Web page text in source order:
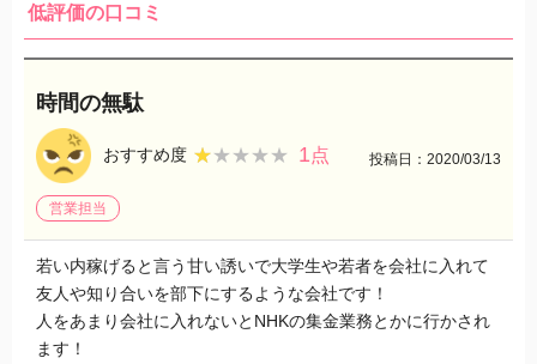
低評価の口コミ
時間の無駄
おすすめ度 ★★★★★
★★★★★ 1点 投稿日：2020/03/13
営業担当
若い内稼げると言う甘い誘いで大学生や若者を会社に入れて
友人や知り合いを部下にするような会社です！
人をあまり会社に入れないとNHKの集金業務とかに行かされ
ます！